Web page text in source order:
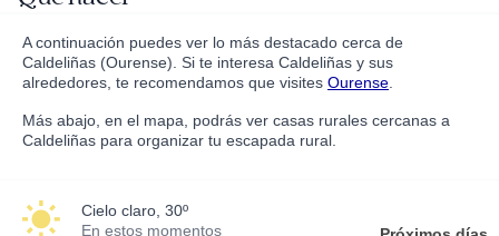
A continuación puedes ver lo más destacado cerca de
Caldeliñas (Ourense). Si te interesa Caldeliñas y sus
alrededores, te recomendamos que visites Ourense
Más abajo, en el mapa, podrás ver casas rurales cercanas a
Caldeliñas para organizar tu escapada rural.
cielo claro, 30º
En estos momentos